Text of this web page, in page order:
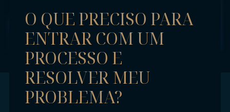
ARTIGOS / BLOG
FALE CONOSCO
O QUE PRECISO PARA
ENTRAR COM UM
PROCESSO E
RESOLVER MEU
PROBLEMA?